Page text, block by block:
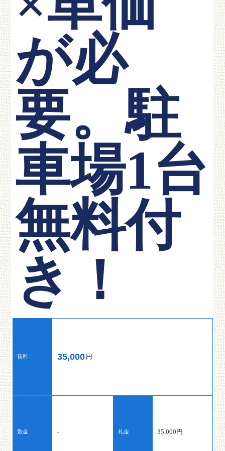
が必
要。駐
車場1台
無料付
き！
賃料 35,000 円
敷金 - 礼金 35,000円